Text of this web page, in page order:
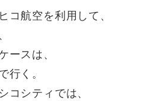
コ航空を利用して、
ースは、
行く。
コシティでは、